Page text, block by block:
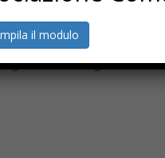
di assemblee pubbliche.
di Capannori (LU) adesso
a “Il Megafono di
il modulo